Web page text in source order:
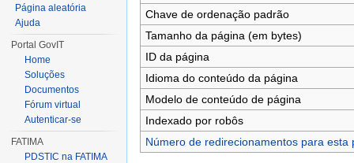
Chave de ordenação padrão
Tamanho da página (em bytes)
ID da página
Idioma do conteúdo da página
Modelo de conteúdo de página
Indexado por robôs
Número de redirecionamentos para esta
Página aleatória
Ajuda
Portal GovIT
Home
Soluções
Documentos
Fórum virtual
Autenticar-se
FATIMA
PDSTIC na FATIMA